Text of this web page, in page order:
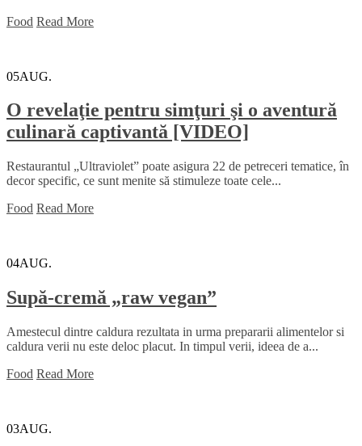
Food Read More
05AUG.
O revelaţie pentru simţuri şi o aventură
culinară captivantă [VIDEO]
Restaurantul „Ultraviolet” poate asigura 22 de petreceri tematice, în
decor specific, ce sunt menite să stimuleze toate cele...
Food Read More
04AUG.
Supă-cremă „raw vegan”
Amestecul dintre caldura rezultata in urma prepararii alimentelor si
caldura verii nu este deloc placut. In timpul verii, ideea de a...
Food Read More
03AUG.